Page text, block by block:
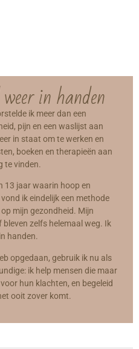
in handen
ik meer dan een
pijn en een waslijst aan
in staat om te werken en
boeken en therapieën aan
te vinden.
13 jaar waarin hoop en
ik eindelijk een methode
mijn gezondheid. Mijn
zelfs helemaal weg. Ik
handen.
opgedaan, gebruik ik nu als
ik help mensen die maar
hun klachten, en begeleid
ooit zover komt.